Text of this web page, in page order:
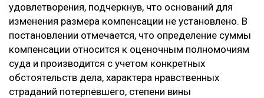
удовлетворения, подчеркнув, что оснований для
изменения размера компенсации не установлено. В
постановлении отмечается, что определение суммы
компенсации относится к оценочным полномочиям
суда и производится с учетом конкретных
обстоятельств дела, характера нравственных
страданий потерпевшего, степени вины